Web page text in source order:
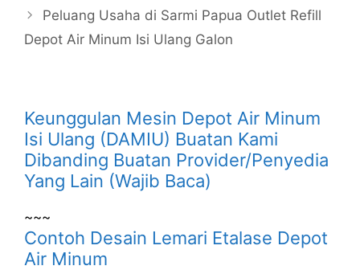
Peluang Usaha di Sarmi Papua Outlet Refill
Depot Air Minum Isi Ulang Galon
Keunggulan Mesin Depot Air Minum
Isi Ulang (DAMIU) Buatan Kami
Dibanding Buatan Provider/Penyedia
Yang Lain (Wajib Baca)
~~~
Contoh Desain Lemari Etalase Depot
Air Minum